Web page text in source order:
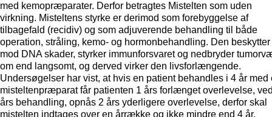
med kemopræparater. Derfor betragtes Mistelten som uden
virkning. Misteltens styrke er derimod som forebyggelse af
tilbagefald (recidiv) og som adjuverende behandling til både
operation, stråling, kemo- og hormonbehandling. Den beskytter
mod DNA skader, styrker immunforsvaret og nedbryder
om end langsomt, og derved virker den livsforlængende.
Undersøgelser har vist, at hvis en patient behandles i 4 år med
misteltenpræparat får patienten 1 års forlænget overlevelse,
års behandling, opnås 2 års yderligere overlevelse, derfor skal
mistelten indtages over en årrække og ikke mindre end 4 år.